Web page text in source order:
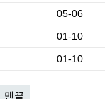
05-06
01-10
01-10
맨끝